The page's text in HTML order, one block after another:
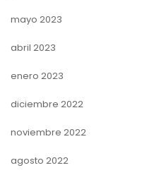
mayo 2023
abril 2023
enero 2023
diciembre 2022
noviembre 2022
agosto 2022